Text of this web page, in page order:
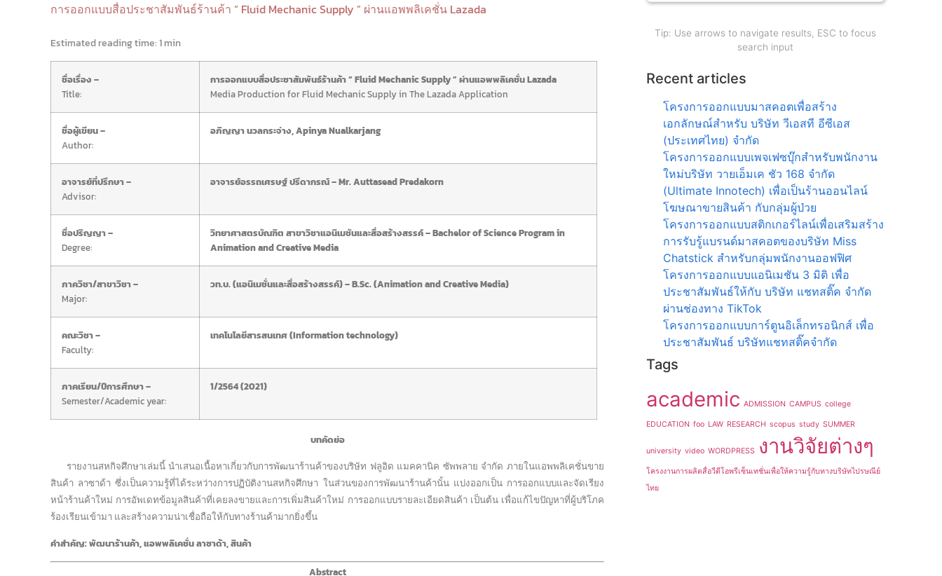
การออกแบบสื่อประชาสัมพันธ์ร้านค้า “ Fluid Mechanic Supply ” ผ่านแอพพลิเคชั่น Lazada
Estimated reading time:1 min
ชื่อเรื่อง –
Title:
การออกแบบสื่อประชาสัมพันธ์ร้านค้า “ Fluid Mechanic Supply ” ผ่านแอพพลิเคชั่น Lazada
Media Production for Fluid Mechanic Supply in The Lazada Application
ชื่อผู้เขียน –
Author:
อภิญญา นวลกระจ่าง, Apinya Nualkarjang
อาจารย์ที่ปรึกษา –
Advisor:
อาจารย์อรรถเศรษฐ์ ปรีดากรณ์ – Mr. Auttasead Predakorn
ชื่อปริญญา –
Degree:
วิทยาศาสตรบัณฑิต สาขาวิชาแอนิเมชันและสื่อสร้างสรรค์ – Bachelor of Science Program in
Animation and Creative Media
ภาควิชา/สาขาวิชา –
Major:
วท.บ. (แอนิเมชั่นและสื่อสร้างสรรค์) – B.Sc. (Animation and Creative Media)
คณะวิชา –
Faculty:
เทคโนโลยีสารสนเทศ (Information technology)
ภาคเรียน/ปีการศึกษา –
Semester/Academic year:
1/2564 (2021)
บทคัดย่อ
รายงานสหกิจศึกษาเล่มนี้ นำเสนอเนื้อหาเกี่ยวกับการพัฒนาร้านค้าของบริษัท ฟลูอิด แมคคานิค ซัพพลาย จำกัด ภายในแอพพลิเคชั่นขาย
สินค้า ลาซาด้า ซึ่งเป็นความรู้ที่ได้ระหว่างการปฏิบัติงานสหกิจศึกษา ในส่วนของการพัฒนาร้านค้านั้น แบ่งออกเป็น การออกแบบและจัดเรียง
หน้าร้านค้าใหม่ การอัพเดทข้อมูลสินค้าที่เคยลงขายและการเพิ่มสินค้าใหม่ การออกแบบรายละเอียดสินค้า เป็นต้น เพื่อแก้ไขปัญหาที่ผู้บริโภค
ร้องเรียนเข้ามา และสร้างความน่าเชื่อถือให้กับทางร้านค้ามากยิ่งขึ้น
คำสำคัญ: พัฒนาร้านค้า, แอพพลิเคชั่น ลาซาด้า, สินค้า
Abstract
Tip: Use arrows to navigate results, ESC to focus
search input
Recent articles
โครงการออกแบบมาสคอตเพื่อสร้าง
เอกลักษณ์สำหรับ บริษัท วีเอสที อีซีเอส
(ประเทศไทย) จำกัด
โครงการออกแบบเพจเฟซบุ๊กสำหรับพนักงาน
ใหม่บริษัท วายเอ็มเค ชัว 168 จำกัด
(Ultimate Innotech) เพื่อเป็นร้านออนไลน์
โฆษณาขายสินค้า กับกลุ่มผู้ป่วย
โครงการออกแบบสติกเกอร์ไลน์เพื่อเสริมสร้าง
การรับรู้แบรนด์มาสคอตของบริษัท Miss
Chatstick สำหรับกลุ่มพนักงานออฟฟิศ
โครงการออกแบบแอนิเมชัน 3 มิติ เพื่อ
ประชาสัมพันธ์ให้กับ บริษัท แชทสติ๊ค จำกัด
ผ่านช่องทาง TikTok
โครงการออกแบบการ์ตูนอิเล็กทรอนิกส์ เพื่อ
ประชาสัมพันธ์ บริษัทแชทสติ๊คจำกัด
Tags
academic ADMISSION CAMPUS college
EDUCATION foo LAW RESEARCH scopus study SUMMER
university video WORDPRESS งานวิจัยต่างๆ
โครงงานการผลิตสื่อวีดีโอพรีเซ็นเทชั่นเพื่อให้ความรู้กับทางบริษัทไปรษณีย์
ไทย